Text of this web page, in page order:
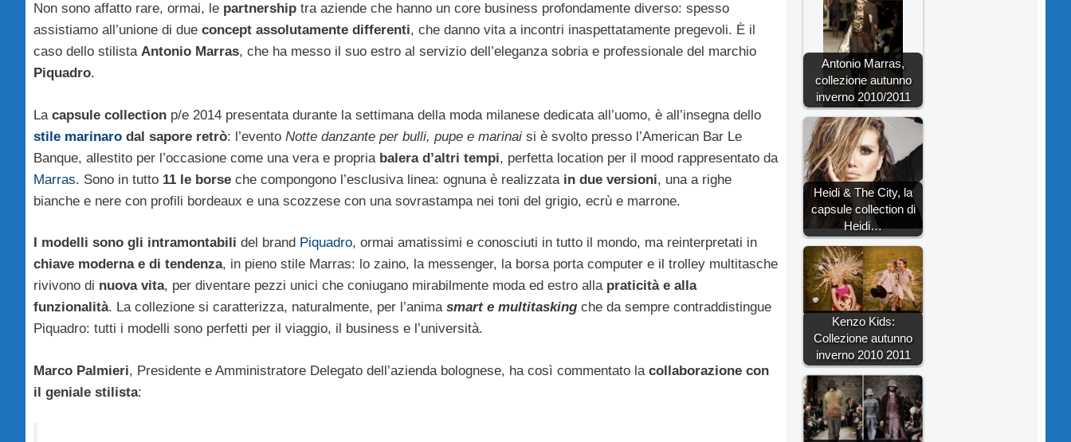
Non sono affatto rare, ormai, le partnership tra aziende che hanno un core business profondamente diverso: spesso
assistiamo all’unione di due concept assolutamente differenti, che danno vita a incontri inaspettatamente pregevoli. È il
caso dello stilista Antonio Marras, che ha messo il suo estro al servizio dell’eleganza sobria e professionale del marchio
Piquadro.
Lacapsule collection p/e 2014 presentata durante la settimana della moda milanese dedicata all’uomo, è all’insegna dello
stile marinaro dal sapore retrò: l’evento Notte danzante per bulli, pupe e marinai si è svolto presso l’American Bar Le
Banque, allestito per l’occasione come una vera e propria balera d’altri tempi, perfetta location per il mood rappresentato da
Marras. Sono in tutto 11 le borse che compongono l’esclusiva linea: ognuna è realizzata in due versioni, una a righe
bianche e nere con profili bordeaux e una scozzese con una sovrastampa nei toni del grigio, ecrù e marrone.
I modelli sono gli intramontabili del brand Piquadro, ormai amatissimi e conosciuti in tutto il mondo, ma reinterpretati in
chiave moderna e di tendenza, in pieno stile Marras: lo zaino, la messenger, la borsa porta computer e il trolley multitasche
rivivono di nuova vita, per diventare pezzi unici che coniugano mirabilmente moda ed estro alla praticità e alla
funzionalità. La collezione si caratterizza, naturalmente, per l’anima smart e multitasking che da sempre contraddistingue
Piquadro: tutti i modelli sono perfetti per il viaggio, il business e l’università.
Marco Palmieri, Presidente e Amministratore Delegato dell’azienda bolognese, ha così commentato la collaborazione con
il geniale stilista:
Antonio Marras,
collezione autunno
inverno 2010/2011
Heidi & The City, la
capsule collection di
Heidi…
Kenzo Kids:
Collezione autunno
inverno 2010 2011